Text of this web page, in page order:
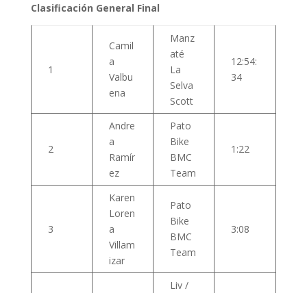
Clasificación General Final
1
Camil
a
Valbu
ena
Manz
até
La
Selva
Scott
12:54:
34
2
Andre
a
Ramír
ez
Pato
Bike
BMC
Team
1:22
3
Karen
Loren
a
Villam
izar
Pato
Bike
BMC
Team
3:08
Liv /